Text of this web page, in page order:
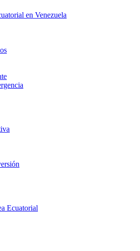
en Venezuela
Ecuatorial